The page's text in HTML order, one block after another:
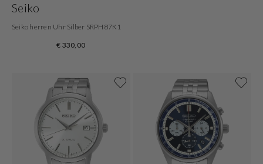
Seiko
Seiko herren Uhr Silber SRPH87K1
€ 330,00